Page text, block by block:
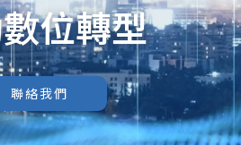
位轉型
聯絡我們